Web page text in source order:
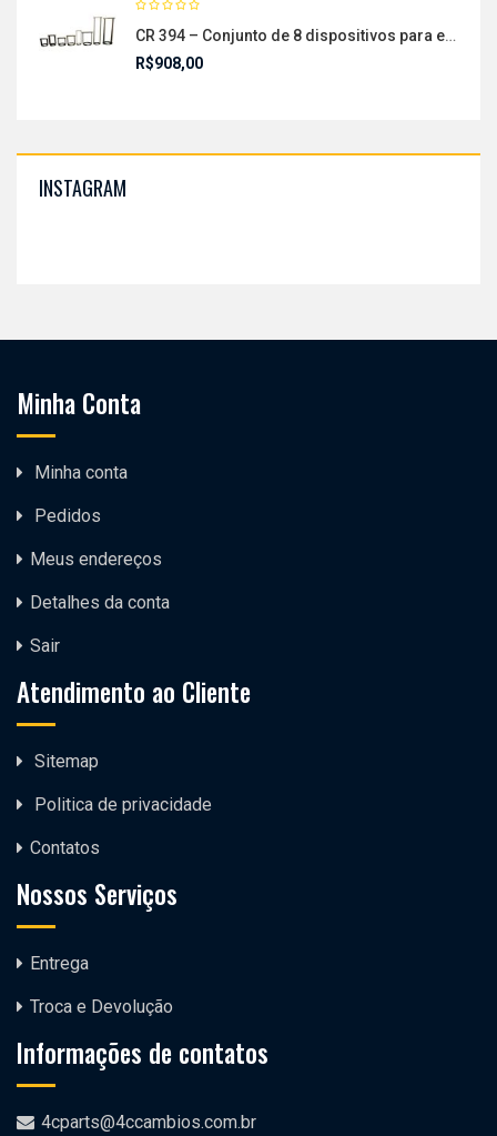
CR 394 – Conjunto de 8 dispositivos para encolher o pistão dos câmbios Automáticos
R$908,00
INSTAGRAM
Minha Conta
Minha conta
Pedidos
Meus endereços
Detalhes da conta
Sair
Atendimento ao Cliente
Sitemap
Politica de privacidade
Contatos
Nossos Serviços
Entrega
Troca e Devolução
Informações de contatos
4cparts@4ccambios.com.br